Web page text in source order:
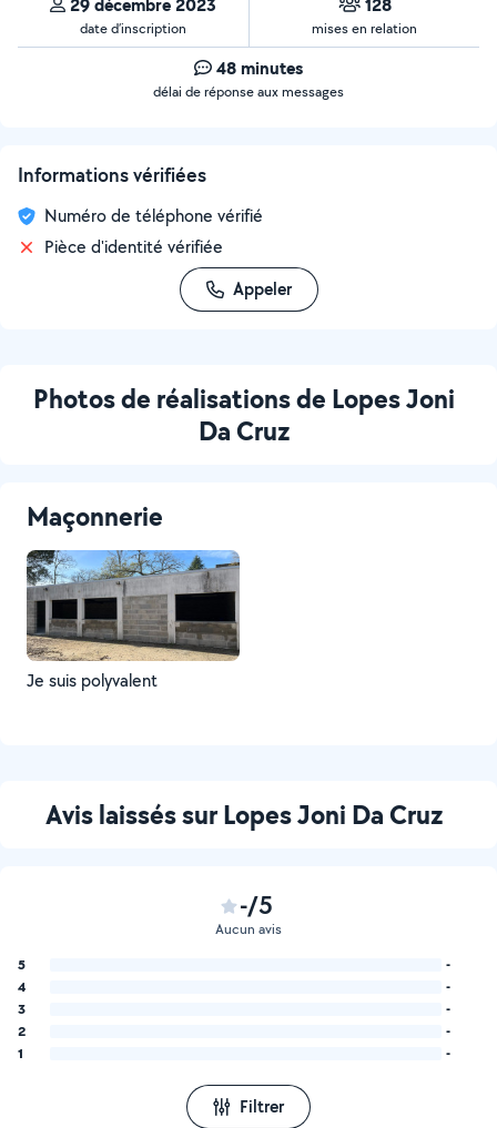
date d’inscription mises en relation
48 minutes
délai de réponse aux messages
Informations vérifiées
Numéro de téléphone vérifié
Pièce d'identité vérifiée
Appeler
Photos de réalisations de Lopes Joni
Da Cruz
Maçonnerie
Je suis polyvalent
Avis laissés sur Lopes Joni Da Cruz
-/5
Aucun avis
5
-
4
-
3
-
2
-
1
-
Filtrer